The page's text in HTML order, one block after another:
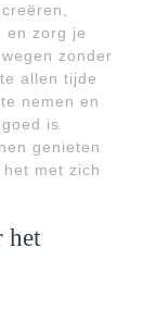
en zorg je
zonder
allen tijde
nemen en
is
genieten
met zich
het